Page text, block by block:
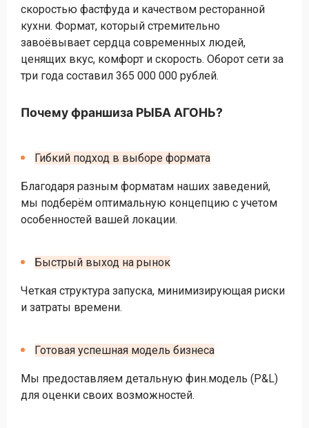
скоростью фастфуда и качеством ресторанной
кухни. Формат, который стремительно
завоёвывает сердца современных людей,
ценящих вкус, комфорт и скорость. Оборот сети за
три года составил 365 000 000 рублей.
Почему франшиза РЫБА АГОНЬ?
Гибкий подход в выборе формата
Благодаря разным форматам наших заведений,
мы подберём оптимальную концепцию с учетом
особенностей вашей локации.
Быстрый выход на рынок
Четкая структура запуска, минимизирующая риски
и затраты времени.
Готовая успешная модель бизнеса
Мы предоставляем детальную фин.модель (P&L)
для оценки своих возможностей.